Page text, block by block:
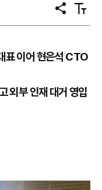
공
유
텍
스
기
표 이어 현은석 CTO
외부 인재 대거 영입